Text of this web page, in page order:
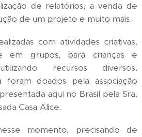
de relatórios, a venda de
de um projeto e muito mais.
com atividades criativas,
e em grupos, para crianças e
recursos diversos.
foram doados pela associação
aqui no Brasil pela Sra.
Casa Alice.
momento, precisando de